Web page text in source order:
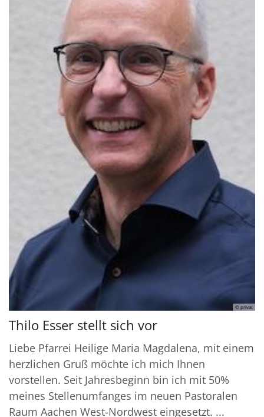
© privat
Thilo Esser stellt sich vor
Liebe Pfarrei Heilige Maria Magdalena, mit einem
herzlichen Gruß möchte ich mich Ihnen
vorstellen. Seit Jahresbeginn bin ich mit 50%
meines Stellenumfanges im neuen Pastoralen
Raum Aachen West-Nordwest eingesetzt. ...